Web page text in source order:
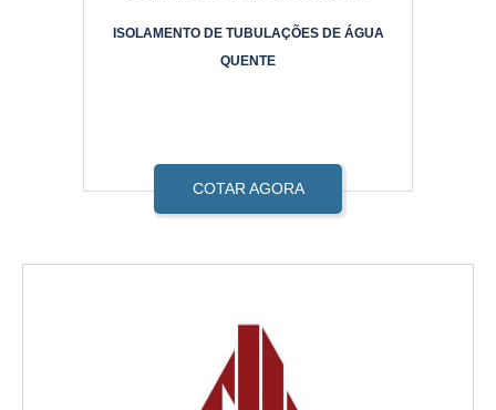
ISOLAMENTO DE TUBULAÇÕES DE ÁGUA
QUENTE
COTAR AGORA